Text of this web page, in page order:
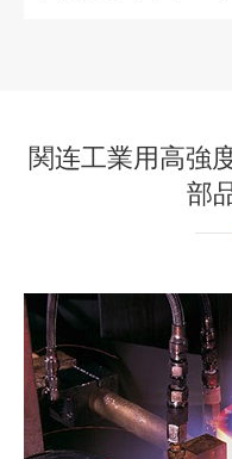
関连工業用高強
部